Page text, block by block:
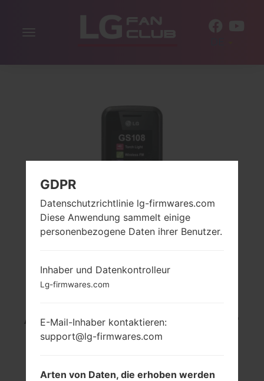
Navigation
LG GS108 (LGGS108)
AUS DER LG OTHERS-
SERIE
GDPR
Datenschutzrichtlinie lg-firmwares.com
Diese Anwendung sammelt einige
personenbezogene Daten ihrer Benutzer.
Inhaber und Datenkontrolleur
Lg-firmwares.com
E-Mail-Inhaber kontaktieren:
support@lg-firmwares.com
Arten von Daten, die erhoben werden